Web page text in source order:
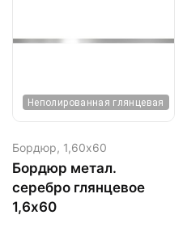
Неполированная глянцевая
Бордюр, 1,60х60
Бордюр метал.
серебро глянцевое
1,6х60